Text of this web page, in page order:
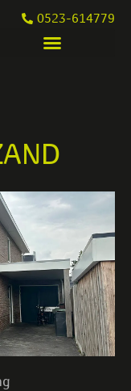
0523-614779